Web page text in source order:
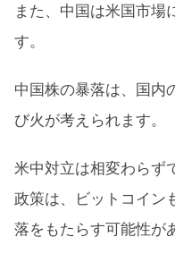
また、中国は米国市場
す。
中国株の暴落は、国内
び火が考えられます。
米中対立は相変わらず
政策は、ビットコイン
落をもたらす可能性が